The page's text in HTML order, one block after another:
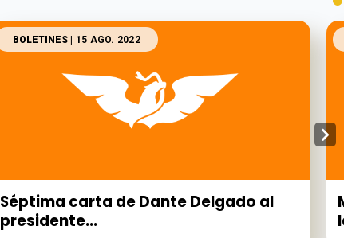
BOLETINES | 15 AGO. 2022
Séptima carta de Dante Delgado al
presidente...